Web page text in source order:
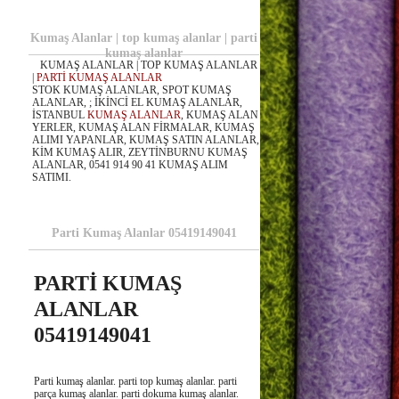
Kumaş Alanlar | top kumaş alanlar | parti
kumaş alanlar
KUMAŞ ALANLAR | TOP KUMAŞ ALANLAR
PARTİ KUMAŞ ALANLAR
STOK KUMAŞ ALANLAR, SPOT KUMAŞ
ALANLAR, ; İKİNCİ EL KUMAŞ ALANLAR,
İSTANBUL KUMAŞ ALANLAR, KUMAŞ ALAN
YERLER, KUMAŞ ALAN FİRMALAR, KUMAŞ
ALIMI YAPANLAR, KUMAŞ SATIN ALANLAR,
KİM KUMAŞ ALIR, ZEYTİNBURNU KUMAŞ
ALANLAR, 0541 914 90 41 KUMAŞ ALIM
SATIMI.
Parti Kumaş Alanlar 05419149041
PARTİ KUMAŞ
ALANLAR
05419149041
Parti kumaş alanlar. parti top kumaş alanlar. parti
parça kumaş alanlar. parti dokuma kumaş alanlar.